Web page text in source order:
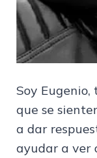
Soy Eugenio,
que se
a dar
ayudar a ver